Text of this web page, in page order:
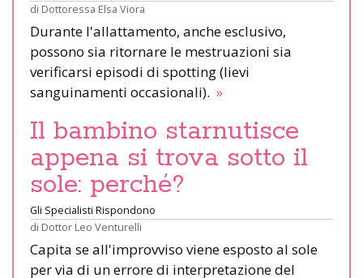
di Dottoressa Elsa Viora
Durante l'allattamento, anche esclusivo,
possono sia ritornare le mestruazioni sia
verificarsi episodi di spotting (lievi
sanguinamenti occasionali). »
Il bambino starnutisce
appena si trova sotto il
sole: perché?
Gli Specialisti Rispondono
di Dottor Leo Venturelli
Capita se all'improvviso viene esposto al sole
per via di un errore di interpretazione del